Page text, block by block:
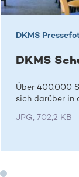
DKMS
DKMS
Über 400.000
sich darüber in
JPG, 702,2 KB